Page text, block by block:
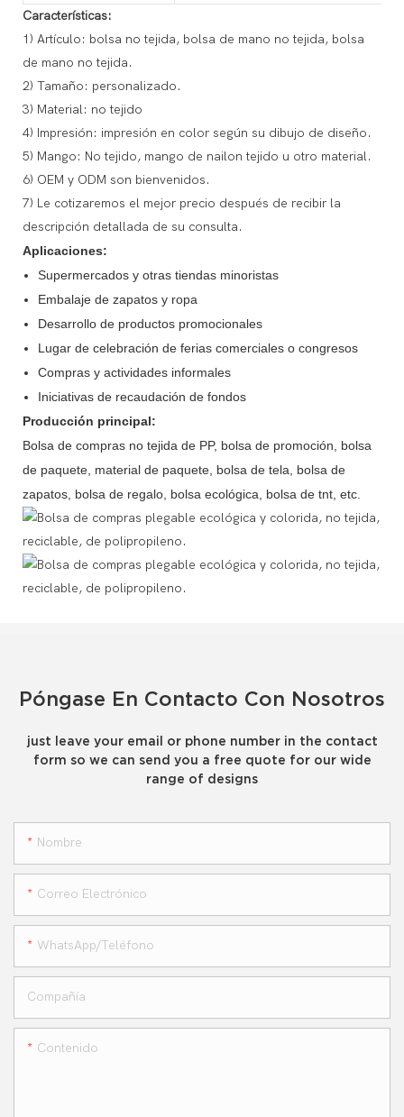
Características:
1) Artículo: bolsa no tejida, bolsa de mano no tejida, bolsa
de mano no tejida.
2) Tamaño: personalizado.
3) Material: no tejido
4) Impresión: impresión en color según su dibujo de diseño.
5) Mango: No tejido, mango de nailon tejido u otro material.
6) OEM y ODM son bienvenidos.
7) Le cotizaremos el mejor precio después de recibir la
descripción detallada de su consulta.
Aplicaciones:
Supermercados y otras tiendas minoristas
Embalaje de zapatos y ropa
Desarrollo de productos promocionales
Lugar de celebración de ferias comerciales o congresos
Compras y actividades informales
Iniciativas de recaudación de fondos
Producción principal:
Bolsa de compras no tejida de PP, bolsa de promoción, bolsa
de paquete, material de paquete, bolsa de tela, bolsa de
zapatos, bolsa de regalo, bolsa ecológica, bolsa de tnt, etc.
Póngase En Contacto Con Nosotros
just leave your email or phone number in the contact
form so we can send you a free quote for our wide
range of designs
Nombre
Correo Electrónico
WhatsApp/teléfono
Compañía
Contenido